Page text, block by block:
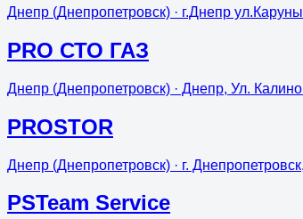
Днепр (Днепропетровск) · г.Днепр
PRO СТО ГАЗ
Днепр (Днепропетровск) · Днепр, Ул.
PROSTOR
Днепр (Днепропетровск) · г.
PSTeam Service